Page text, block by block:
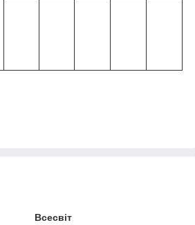
Всесвіт